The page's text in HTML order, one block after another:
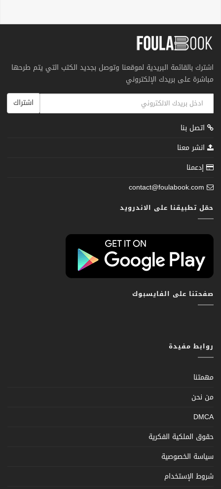
اشترك بالقائمة البريدية لموقعنا وتوصل بجديد الكتب التي يتم طرحها
مباشرة على بريدك الإلكتروني
اشتراك
اتصل بنا
انشر معنا
إدعمنا
contact@foulabook.com
حمّل تطبيقنا على الاندرويد
صفحتنا على الفايسبوك
روابط مفيدة
مهمتنا
من نحن
DMCA
حقوق الملكية الفكرية
سياسة الخصوصية
شروط الإستخدام